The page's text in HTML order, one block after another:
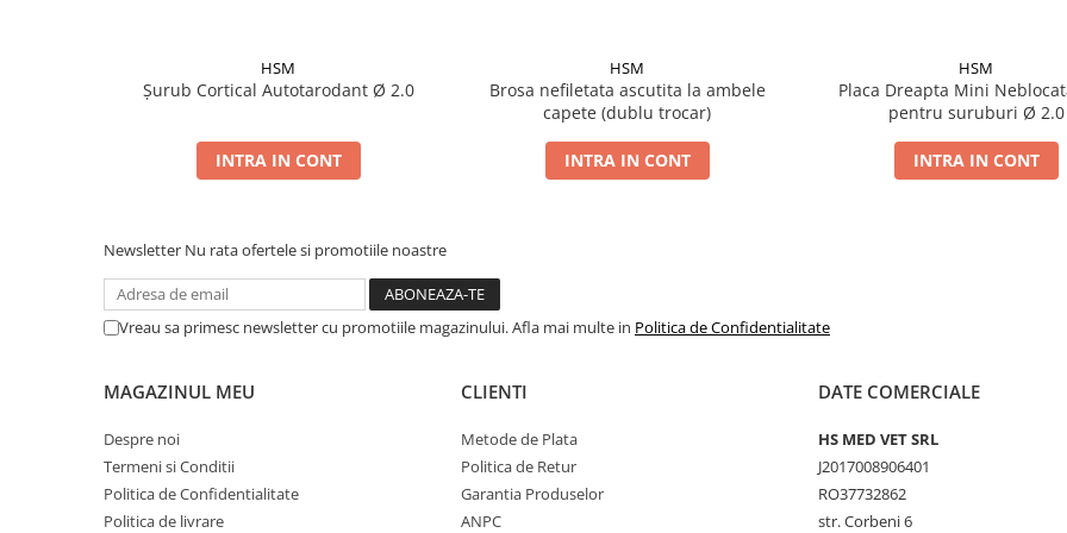
Șuruburi Locking
Suruburi Spongie
HSM
Șurub Cortical Autotarodant Ø 2.0
INTRA IN CONT
HSM
Brosa nefiletata ascutita la ambele
capete (dublu trocar)
INTRA IN CONT
HSM
Placa Dreapta Mini
pentru suruburi Ø 2.0
INTRA IN CONT
Newsletter Nu rata ofertele si promotiile noastre
Vreau sa primesc newsletter cu promotiile magazinului. Afla mai multe in Politica de Confidentialitate
MAGAZINUL MEU
Despre noi
Termeni si Conditii
Politica de Confidentialitate
Politica de livrare
CLIENTI
Metode de Plata
Politica de Retur
Garantia Produselor
ANPC
DATE COMERCIALE
HS MED VET SRL
J2017008906401
RO37732862
str. Corbeni 6